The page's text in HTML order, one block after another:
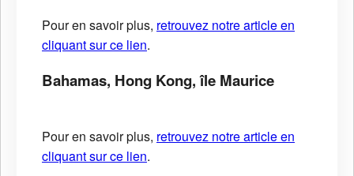
Pour en savoir plus, retrouvez notre article en
cliquant sur ce lien.
Bahamas, Hong Kong, île Maurice
Pour en savoir plus, retrouvez notre article en
cliquant sur ce lien.